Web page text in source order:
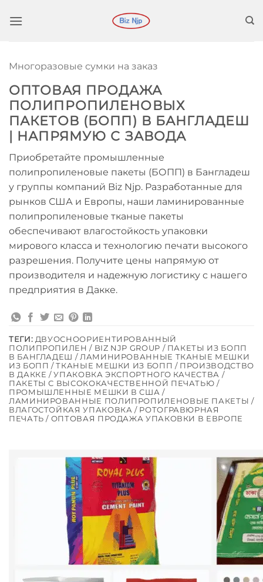
Многоразовые сумки на заказ
ОПТОВАЯ ПРОДАЖА
ПОЛИПРОПИЛЕНОВЫХ
ПАКЕТОВ (БОПП) В БАНГЛАДЕШ
| НАПРЯМУЮ С ЗАВОДА
Приобретайте промышленные
полипропиленовые пакеты (БОПП) в Бангладеш
у группы компаний Biz Njp. Разработанные для
рынков США и Европы, наши ламинированные
полипропиленовые тканые пакеты
обеспечивают влагостойкость упаковки
мирового класса и технологию печати высокого
разрешения. Получите цены напрямую от
производителя и надежную логистику с нашего
предприятия в Дакке.
ТЕГИ: ДВУОСНООРИЕНТИРОВАННЫЙ
ПОЛИПРОПИЛЕН / BIZ NJP GROUP / ПАКЕТЫ ИЗ БОПП
В БАНГЛАДЕШ / ЛАМИНИРОВАННЫЕ ТКАНЫЕ МЕШКИ
ИЗ БОПП / ТКАНЫЕ МЕШКИ ИЗ БОПП / ПРОИЗВОДСТВО
В ДАККЕ / УПАКОВКА ЭКСПОРТНОГО КАЧЕСТВА /
ПАКЕТЫ С ВЫСОКОКАЧЕСТВЕННОЙ ПЕЧАТЬЮ /
ПРОМЫШЛЕННЫЕ МЕШКИ В США /
ЛАМИНИРОВАННЫЕ ПОЛИПРОПИЛЕНОВЫЕ ПАКЕТЫ /
ВЛАГОСТОЙКАЯ УПАКОВКА / РОТОГРАВЮРНАЯ
ПЕЧАТЬ / ОПТОВАЯ ПРОДАЖА УПАКОВКИ В ЕВРОПЕ